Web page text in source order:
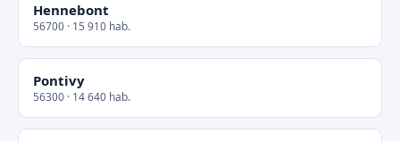
Hennebont
56700 · 15 910 hab.
Pontivy
56300 · 14 640 hab.